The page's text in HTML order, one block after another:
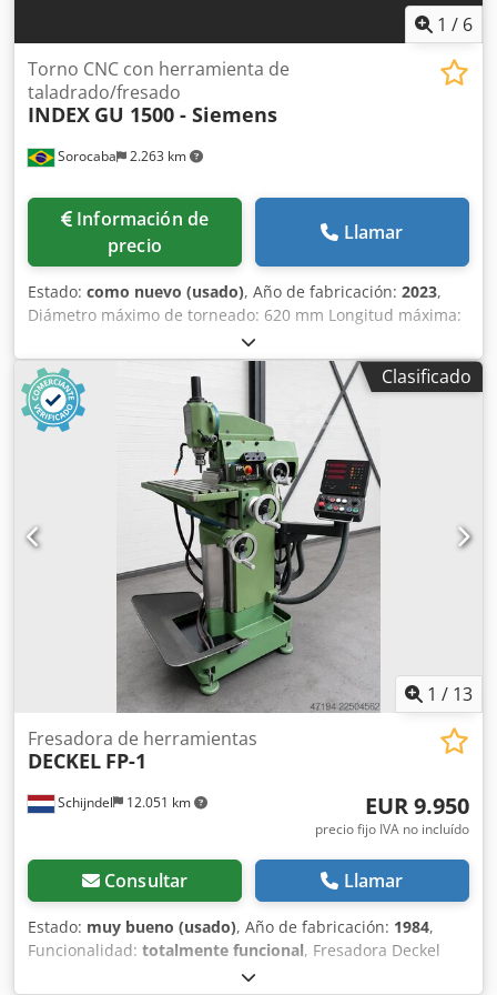
1 / 6
Sorocaba 2.263 km
Torno CNC con herramienta de
taladrado/fresado
INDEX GU 1500 - Siemens
Información de
precio
Llamar
Estado: como nuevo (usado), Año de fabricación: 2023,
Diámetro máximo de torneado: 620 mm Longitud máxima:
1500 mm Control Siemens 808D Diámetro del husillo: 100
mm Diámetro máximo sobre la guía: 420 mm Rango de
velocidad de giro del husillo: 10 - 4000 RPM Potencia del
motor principal: 41 kW Velocidad de desplazamiento
rápido: 10000 mm/min Consumo total de energía: 65 kW
Peso de la máquina: aprox. 9 t Dimensiones de la
máquina: aprox. 6,4 x 3,0 x 2,5 m Unidad de control CNC
Siemens 808D con servomotores y variadores nuevos,
garantía de 24 meses en los equipos. - Transportador de
virutas - Sistema de refrigeración de herramientas -
Contador de vueltas - Cambiador de herramientas (torreta)
con 8 posiciones OPCIONAL INCLUIDO Codpfx Alolar N
Clasificado
1 / 13
Schijndel 12.051 km
Fresadora de herramientas
DECKEL FP-1
EUR 9.950
precio fijo IVA no incluído
Consultar Llamar
Estado: muy bueno (usado), Año de fabricación: 1984,
Funcionalidad: totalmente funcional, Fresadora Deckel
FP1 con control numérico Heidenhain, en muy buen